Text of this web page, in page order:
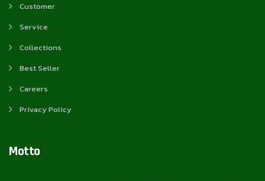
Customer
Service
Collections
Best Seller
Careers
Privacy Policy
Motto